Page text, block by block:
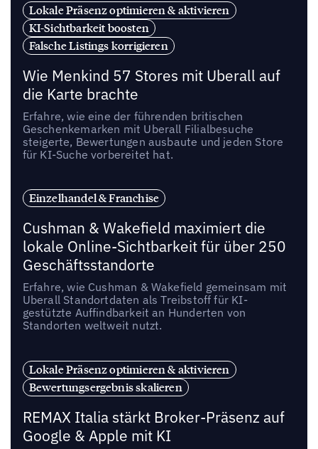
Lokale Präsenz optimieren & aktivieren
KI-Sichtbarkeit boosten
Falsche Listings korrigieren
Wie Menkind 57 Stores mit Uberall auf
die Karte brachte
Erfahre, wie eine der führenden britischen
Geschenkemarken mit Uberall Filialbesuche
steigerte, Bewertungen ausbaute und jeden Store
für KI-Suche vorbereitet hat.
Einzelhandel & Franchise
Cushman & Wakefield maximiert die
lokale Online-Sichtbarkeit für über 250
Geschäftsstandorte
Erfahre, wie Cushman & Wakefield gemeinsam mit
Uberall Standortdaten als Treibstoff für KI-
gestützte Auffindbarkeit an Hunderten von
Standorten weltweit nutzt.
Lokale Präsenz optimieren & aktivieren
Bewertungsergebnis skalieren
REMAX Italia stärkt Broker-Präsenz auf
Google & Apple mit KI